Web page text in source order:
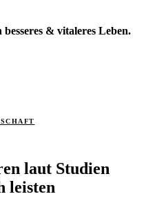
& vitaleres Leben.
laut Studien
leisten